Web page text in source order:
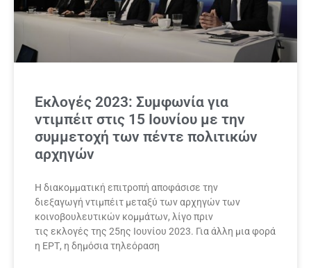
Εκλογές 2023: Συμφωνία για
ντιμπέιτ στις 15 Ιουνίου με την
συμμετοχή των πέντε πολιτικών
αρχηγών
Η διακομματική επιτροπή αποφάσισε την
διεξαγωγή ντιμπέιτ μεταξύ των αρχηγών των
κοινοβουλευτικών κομμάτων, λίγο πριν
τις εκλογές της 25ης Ιουνίου 2023. Για άλλη μια φορά
η ΕΡΤ, η δημόσια τηλεόραση